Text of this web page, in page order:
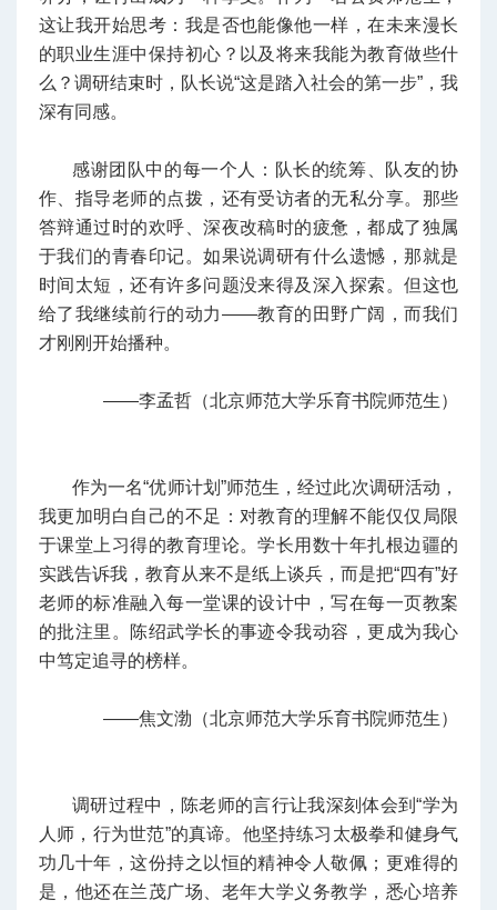
这让我开始思考：我是否也能像他一样，在未来漫长
的职业生涯中保持初心？以及将来我能为教育做些什
么？调研结束时，队长说“这是踏入社会的第一步”，我
深有同感。
感谢团队中的每一个人：队长的统筹、队友的协
作、指导老师的点拨，还有受访者的无私分享。那些
答辩通过时的欢呼、深夜改稿时的疲惫，都成了独属
于我们的青春印记。如果说调研有什么遗憾，那就是
时间太短，还有许多问题没来得及深入探索。但这也
给了我继续前行的动力——教育的田野广阔，而我们
才刚刚开始播种。
——李孟哲（北京师范大学乐育书院师范生）
作为一名“优师计划”师范生，经过此次调研活动，
我更加明白自己的不足：对教育的理解不能仅仅局限
于课堂上习得的教育理论。学长用数十年扎根边疆的
实践告诉我，教育从来不是纸上谈兵，而是把“四有”好
老师的标准融入每一堂课的设计中，写在每一页教案
的批注里。陈绍武学长的事迹令我动容，更成为我心
中笃定追寻的榜样。
——焦文渤（北京师范大学乐育书院师范生）
调研过程中，陈老师的言行让我深刻体会到“学为
人师，行为世范”的真谛。他坚持练习太极拳和健身气
功几十年，这份持之以恒的精神令人敬佩；更难得的
是，他还在兰茂广场、老年大学义务教学，悉心培养